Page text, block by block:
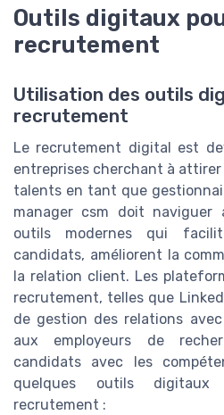
Outils digitaux
recrutement
Utilisation des outils
recrutement
Le recrutement digital est
entreprises cherchant à
talents en tant que
manager csm doit naviguer
outils modernes qui
candidats, améliorent la
la relation client. Les
recrutement, telles que
de gestion des relations
aux employeurs de
candidats avec les
quelques outils
recrutement :